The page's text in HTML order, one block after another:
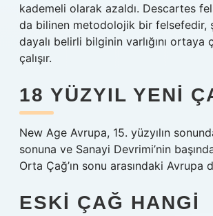
kademeli olarak azaldı. Descartes
da bilinen metodolojik bir felsefedir,
dayalı belirli bilginin varlığını ortaya
çalışır.
18 YÜZYIL YENI
New Age Avrupa, 15. yüzyılın
sonuna ve Sanayi Devrimi’nin
Orta Çağ’ın sonu arasındaki Avrupa
ESKI ÇAĞ HANGI